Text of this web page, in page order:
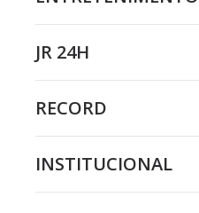
JR 24H
RECORD
INSTITUCIONAL